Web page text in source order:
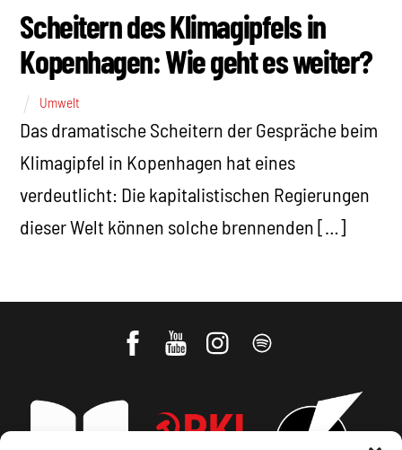
Scheitern des Klimagipfels in
Kopenhagen: Wie geht es weiter?
Umwelt
Das dramatische Scheitern der Gespräche beim
Klimagipfel in Kopenhagen hat eines
verdeutlicht: Die kapitalistischen Regierungen
dieser Welt können solche brennenden […]